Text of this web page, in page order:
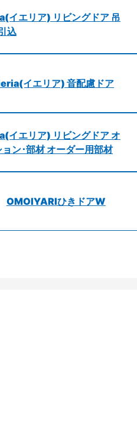
イエリア) リビングドア 吊
込
イエリア) 音配慮ドア
イエリア) リビングドア オ
ョン･部材 オーダー用部材
OMOIYARIひきドアW